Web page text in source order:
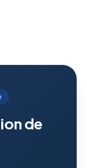
de